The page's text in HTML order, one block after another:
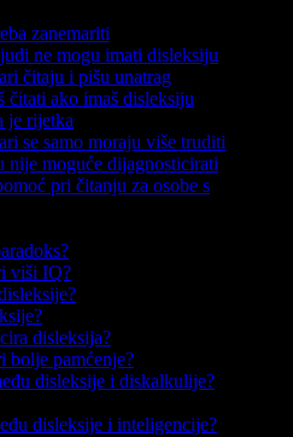
zanemariti
ne mogu imati disleksiju
čitaju i pišu unatrag
čitati ako imaš disleksiju
je rijetka
se samo moraju više truditi
moguće dijagnosticirati
pri čitanju za osobe s
viši IQ?
disleksija?
bolje pamćenje?
disleksije i diskalkulije?
disleksije i inteligencije?